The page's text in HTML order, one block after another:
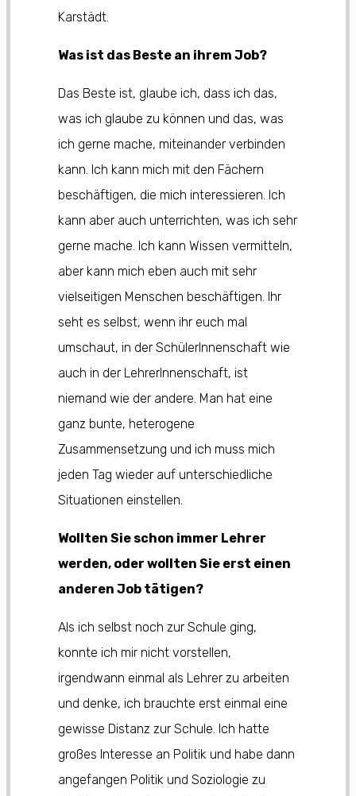
Karstädt.
Was ist das Beste an ihrem Job?
Das Beste ist, glaube ich, dass ich das,
was ich glaube zu können und das, was
ich gerne mache, miteinander verbinden
kann. Ich kann mich mit den Fächern
beschäftigen, die mich interessieren. Ich
kann aber auch unterrichten, was ich sehr
gerne mache. Ich kann Wissen vermitteln,
aber kann mich eben auch mit sehr
vielseitigen Menschen beschäftigen. Ihr
seht es selbst, wenn ihr euch mal
umschaut, in der SchülerInnenschaft wie
auch in der LehrerInnenschaft, ist
niemand wie der andere. Man hat eine
ganz bunte, heterogene
Zusammensetzung und ich muss mich
jeden Tag wieder auf unterschiedliche
Situationen einstellen.
Wollten Sie schon immer Lehrer
werden, oder wollten Sie erst einen
anderen Job tätigen?
Als ich selbst noch zur Schule ging,
konnte ich mir nicht vorstellen,
irgendwann einmal als Lehrer zu arbeiten
und denke, ich brauchte erst einmal eine
gewisse Distanz zur Schule. Ich hatte
großes Interesse an Politik und habe dann
angefangen Politik und Soziologie zu